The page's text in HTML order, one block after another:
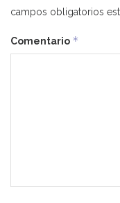
campos obligatorios
Comentario *